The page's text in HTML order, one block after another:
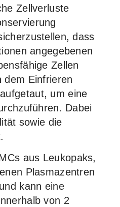
Zellverluste
dass
angegebenen
Zellen
dem Einfrieren
um eine
Dabei
sowie die
aus Leukopaks,
Plasmazentren
kann eine
von 2